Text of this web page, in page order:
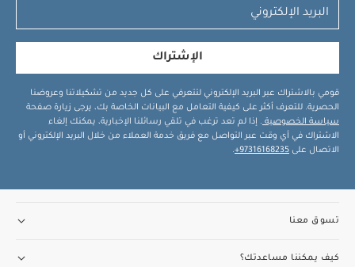
الإشتراك
قومي بالاشتراك عبر البريد الإلكتروني لتتعرفي على كل جديد من تشكيلاتنا وعروضنا
الحصرية. للتعرف أكثر على كيفية التعامل مع البيانات الخاصة بك، يرجى زيارة صفحة
سياسة الخصوصية . إذا لم تعد ترغب في تلقي رسائلنا الإخبارية، يمكنك إلغاء
الاشتراك في أي وقت عبر التواصل مع فريق خدمة العملاء من خلال البريد الإلكتروني أو
الاتصال على 97316168235+
.
تسوق معنا
كيف يمكننا مساعدتك؟